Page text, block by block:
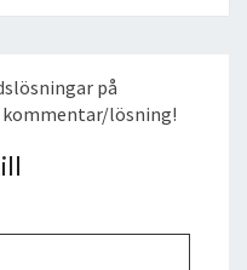
på
kommentar/lösning!